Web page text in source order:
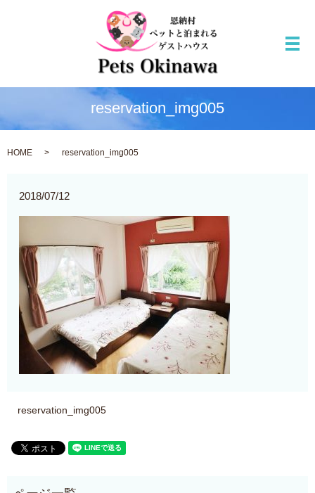
メ
reservation_img005
HOME reservation_img005
2018/07/12
reservation_img005